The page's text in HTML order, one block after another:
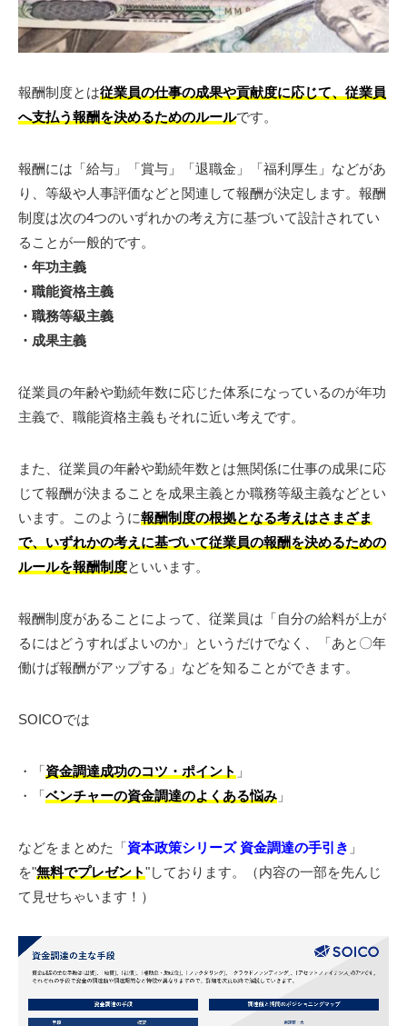
報酬制度とは従業員の仕事の成果や貢献度に応じて、従業員
へ支払う報酬を決めるためのルールです。
報酬には「給与」「賞与」「退職金」「福利厚生」などがあ
り、等級や人事評価などと関連して報酬が決定します。報酬
制度は次の4つのいずれかの考え方に基づいて設計されてい
ることが一般的です。
・年功主義
・職能資格主義
・職務等級主義
・成果主義
従業員の年齢や勤続年数に応じた体系になっているのが年功
主義で、職能資格主義もそれに近い考えです。
また、従業員の年齢や勤続年数とは無関係に仕事の成果に応
じて報酬が決まることを成果主義とか職務等級主義などとい
います。このように報酬制度の根拠となる考えはさまざま
で、いずれかの考えに基づいて従業員の報酬を決めるための
ルールを報酬制度といいます。
報酬制度があることによって、従業員は「自分の給料が上が
るにはどうすればよいのか」というだけでなく、「あと〇年
働けば報酬がアップする」などを知ることができます。
SOICOでは
・「資金調達成功のコツ・ポイント 」
・「ベンチャーの資金調達のよくある悩み 」
などをまとめた「資本政策シリーズ 資金調達の手引き 」
を"無料でプレゼント"しております。（内容の一部を先んじ
て見せちゃいます！）